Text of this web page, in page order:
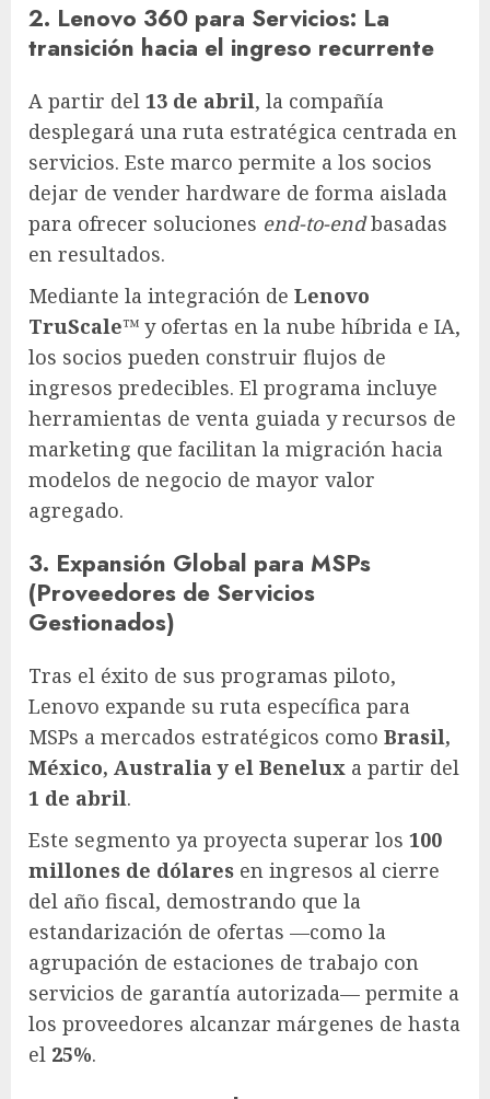
2. Lenovo 360 para Servicios: La
transición hacia el ingreso recurrente
A partir del 13 de abril, la compañía
desplegará una ruta estratégica centrada en
servicios. Este marco permite a los socios
dejar de vender hardware de forma aislada
para ofrecer soluciones end-to-endbasadas
en resultados.
Mediante la integración de Lenovo
TruScale™ y ofertas en la nube híbrida e IA,
los socios pueden construir flujos de
ingresos predecibles. El programa incluye
herramientas de venta guiada y recursos de
marketing que facilitan la migración hacia
modelos de negocio de mayor valor
agregado.
3. Expansión Global para MSPs
(Proveedores de Servicios
Gestionados)
Tras el éxito de sus programas piloto,
Lenovo expande su ruta específica para
MSPs a mercados estratégicos como Brasil,
México, Australia y el Benelux a partir del
1 de abril.
Este segmento ya proyecta superar los 100
millones de dólares en ingresos al cierre
del año fiscal, demostrando que la
estandarización de ofertas —como la
agrupación de estaciones de trabajo con
servicios de garantía autorizada— permite a
los proveedores alcanzar márgenes de hasta
el 25%.